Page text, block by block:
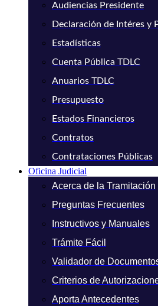
Audiencias Presidente
Declaración de Intéres y
Estadísticas
Cuenta Pública TDLC
Anuarios TDLC
Presupuesto
Estados Financieros
Contratos
Contrataciones Públicas
Oficina Judicial
Acerca de la Tramitación
Preguntas Frecuentes
Instructivos y Manuales
Trámite Fácil
Validador de
Criterios de
Aporta Antecedentes